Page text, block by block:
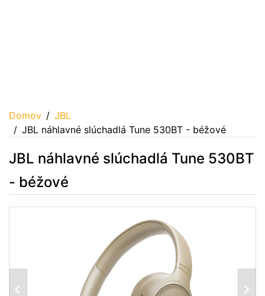
Domov
JBL
JBL náhlavné slúchadlá Tune 530BT - béžové
JBL náhlavné slúchadlá Tune 530BT
- béžové